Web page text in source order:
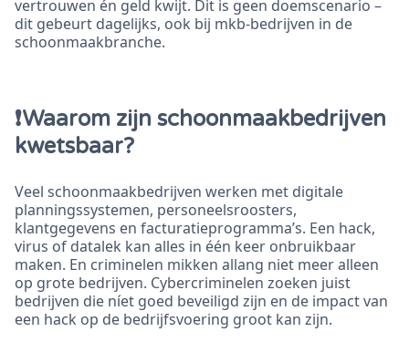
vertrouwen én geld kwijt. Dit is geen doemscenario –
dit gebeurt dagelijks, ook bij mkb-bedrijven in de
schoonmaakbranche.
❗Waarom zijn schoonmaakbedrijven
kwetsbaar?
Veel schoonmaakbedrijven werken met digitale
planningssystemen, personeelsroosters,
klantgegevens en facturatieprogramma’s. Een hack,
virus of datalek kan alles in één keer onbruikbaar
maken. En criminelen mikken allang niet meer alleen
op grote bedrijven. Cybercriminelen zoeken juist
bedrijven die níet goed beveiligd zijn en de impact van
een hack op de bedrijfsvoering groot kan zijn.